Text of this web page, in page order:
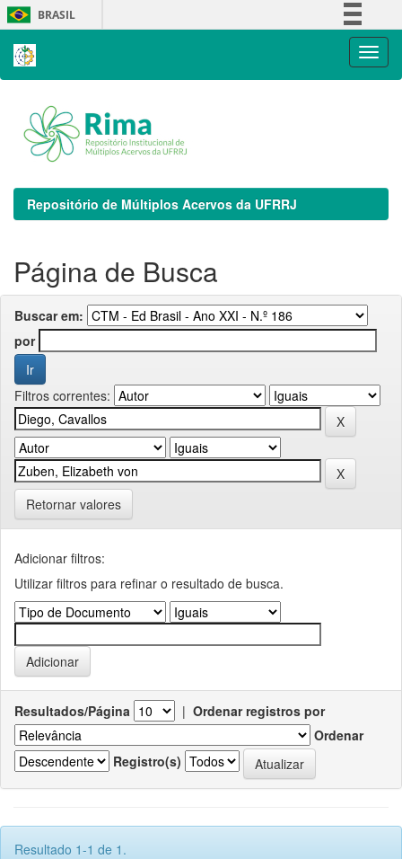
Skip
navigation
BRASIL
Repositório de Múltiplos Acervos da UFRRJ
Página de Busca
Buscar em:
por
Filtros correntes:
Retornar valores
Adicionar filtros:
Utilizar filtros para refinar o resultado de busca.
Resultados/Página | Ordenar registros por
Ordenar
Registro(s)
Resultado 1-1 de 1.